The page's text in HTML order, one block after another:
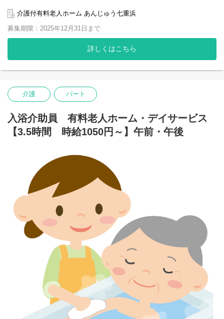
す。
スタッフ同士仲が良くアットホームな雰囲気なので、新人さんも
すぐに馴染める職場です。
頼れる先輩スタッフがしっかり指導をいたしますので未経験の方
も、しっかり知識や経験を積んでいける環境です。
一緒に、ご利用者様の笑顔あふれる日を支えていきませんか？
ご応募心よりお待ちしています。
☆職員同士も和気あいあいとしており、風通しの良い職場環境で
す☆
☆事前の施設見学も可能ですので、お問い合わせください☆
介護付有料老人ホーム あんじゅう七重浜
募集期限：2025年12月31日まで
詳しくはこちら
介護 パート
入浴介助員 有料老人ホーム・デイサービス
【3.5時間 時給1050円～】午前・午後